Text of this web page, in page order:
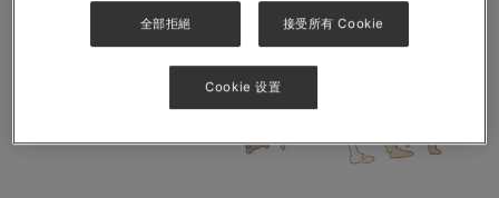
全部拒絕 接受所有 Cookie
Cookie 设置